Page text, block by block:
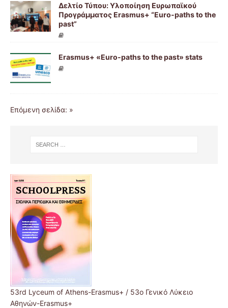
Δελτίο Τύπου: Υλοποίηση Ευρωπαϊκού
Προγράμματος Erasmus+ “Euro-paths to the
past”
Erasmus+ «Euro-paths to the past» stats
Επόμενη σελίδα: »
53rd Lyceum of Athens-Erasmus+ / 53ο Γενικό Λύκειο
Αθηνών-Erasmus+